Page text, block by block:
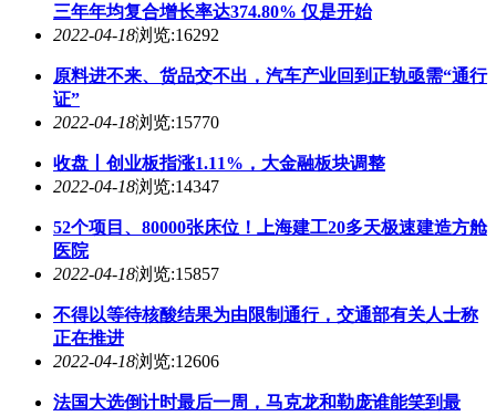
三年年均复合增长率达374.80% 仅是开始
2022-04-18浏览:16292
原料进不来、货品交不出，汽车产业回到正轨亟需“通行
证”
2022-04-18浏览:15770
收盘丨创业板指涨1.11%，大金融板块调整
2022-04-18浏览:14347
52个项目、80000张床位！上海建工20多天极速建造方舱
医院
2022-04-18浏览:15857
不得以等待核酸结果为由限制通行，交通部有关人士称
正在推进
2022-04-18浏览:12606
法国大选倒计时最后一周，马克龙和勒庞谁能笑到最